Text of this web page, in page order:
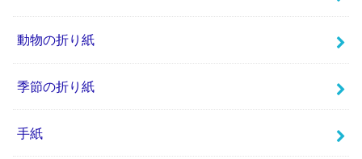
動物の折り紙
季節の折り紙
手紙